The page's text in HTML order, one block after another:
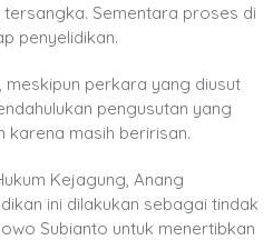
Sementara proses di
penyelidikan.
perkara yang diusut
pengusutan yang
karena masih beririsan.
Kejagung, Anang
ini dilakukan sebagai tindak
Subianto untuk menertibkan